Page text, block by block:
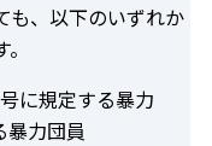
も、以下のいずれか
に規定する暴力
暴力団員